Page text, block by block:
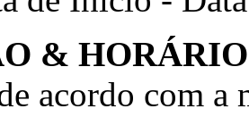
& HORÁRIO
acordo com a